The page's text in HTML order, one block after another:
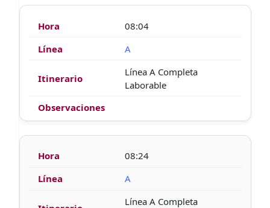
08:04
A
Línea A Completa
Laborable
08:24
A
Línea A Completa